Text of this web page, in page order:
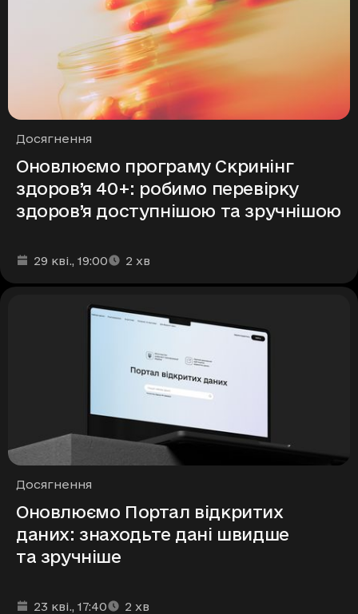
Рубрики
Досягнення
Оновлюємо програму Скринінг
здоров’я 40+: робимо перевірку
здоров’я доступнішою та зручнішою
Дата та час публікації
29 кві., 19:00
Час читання: 2 хв
Рубрики
Досягнення
Оновлюємо Портал відкритих
даних: знаходьте дані швидше
та зручніше
Дата та час публікації
23 кві., 17:40
Час читання: 2 хв